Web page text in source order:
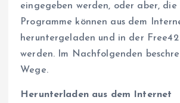
eingegeben werden, oder aber,
Programme können aus dem
heruntergeladen und in der
werden. Im Nachfolgenden
Wege.
Herunterladen aus dem Internet